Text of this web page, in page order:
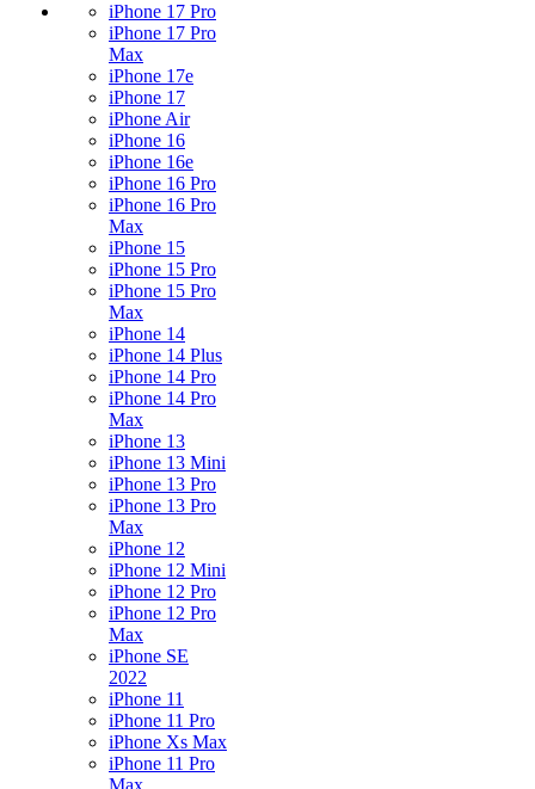
iPhone 17 Pro
iPhone 17 Pro
Max
iPhone 17e
iPhone 17
iPhone Air
iPhone 16
iPhone 16e
iPhone 16 Pro
iPhone 16 Pro
Max
iPhone 15
iPhone 15 Pro
iPhone 15 Pro
Max
iPhone 14
iPhone 14 Plus
iPhone 14 Pro
iPhone 14 Pro
Max
iPhone 13
iPhone 13 Mini
iPhone 13 Pro
iPhone 13 Pro
Max
iPhone 12
iPhone 12 Mini
iPhone 12 Pro
iPhone 12 Pro
Max
iPhone SE
2022
iPhone 11
iPhone 11 Pro
iPhone Xs Max
iPhone 11 Pro
Max